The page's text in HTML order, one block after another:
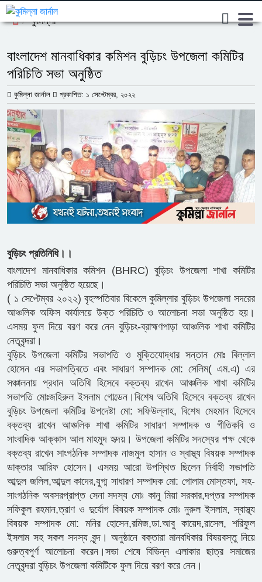
কুমিল্লা
বাংলাদেশ মানবাধিকার কমিশন বুড়িচং উপজেলা কমিটির
পরিচিতি সভা অনুষ্ঠিত
কুমিল্লা জার্নাল প্রকাশিত: ১ সেপ্টেম্বর, ২০২২
বুড়িচং প্রতিনিধি।।
বাংলাদেশ মানবাধিকার কমিশন (BHRC) বুড়িচং উপজেলা শাখা কমিটির
পরিচিতি সভা অনুষ্ঠিত হয়েছে।
( ১ সেপ্টেম্বর ২০২২) বৃহস্পতিবার বিকেলে কুমিল্লার বুড়িচং উপজেলা সদরের
আঞ্চলিক অফিস কার্যালয়ে উক্ত পরিচিতি ও আলোচনা সভা অনুষ্ঠিত হয়।
এসময় ফুল দিয়ে বরণ করে নেন বুড়িচং-ব্রাহ্মণপাড়া আঞ্চলিক শাখা কমিটির
নেতৃবৃন্দরা।
বুড়িচং উপজেলা কমিটির সভাপতি ও মুক্তিযোদ্ধার সন্তান মোঃ বিল্লাল
হোসেন এর সভাপত্বিতে এবং সাধারণ সম্পাদক মো: সেলিম( এম.এ) এর
সঞ্চালনায় প্রধান অতিথি হিসেবে বক্তব্য রাখেন আঞ্চলিক শাখা কমিটির
সভাপতি মোঃজহিরুল ইসলাম গোল্ডেন।বিশেষ অতিথি হিসেবে বক্তব্য রাখেন
বুড়িচং উপজেলা কমিটির উপদেষ্টা মো: সফিউল্লাহ, বিশেষ মেহমান হিসেবে
বক্তব্য রাখেন আঞ্চলিক শাখা কমিটির সাধারণ সম্পাদক ও গীতিকবি ও
সাংবাদিক আক্কাস আল মাহমুদ হৃদয়। উপজেলা কমিটির সদস্যের পক্ষ থেকে
বক্তব্য রাখেন সাংগঠনিক সম্পাদক নাজমুল হাসান ও স্বাস্থ্য বিষয়ক সম্পাদক
ডাক্তার আরিফ হোসেন। এসময় আরো উপস্থিত ছিলেন নির্বাহী সভাপতি
আব্দুল জলিল,আব্দুল কাদের,যুগ্ম সাধারণ সম্পাদক মো: গোলাম মোস্তফা, সহ-
সাংগঠনিক অবসরপ্রাপ্ত সেনা সদস্য মোঃ কানু মিয়া সরকার,দপ্তর সম্পাদক
সফিকুল রহমান,ত্রাণ ও দুর্যোগ বিষয়ক সম্পাদক মোঃ নুরুল ইসলাম, স্বাস্থ্য
বিষয়ক সম্পাদক মো: মনির হোসেন,রমিজ,ডা.আবু কায়েদ,রাসেল, শরিফুল
ইসলাম সহ সকল সদস্য বৃন্দ। অনুষ্ঠানে বক্তারা মানবধিকার বিষয়বস্তু নিয়ে
গুরুত্বপূর্ণ আলোচনা করেন।সভা শেষে বিভিন্ন এলাকার ছাত্র সমাজের
নেতৃবৃন্দরা বুড়িচং উপজেলা কমিটিকে ফুল দিয়ে বরণ করে নেন।